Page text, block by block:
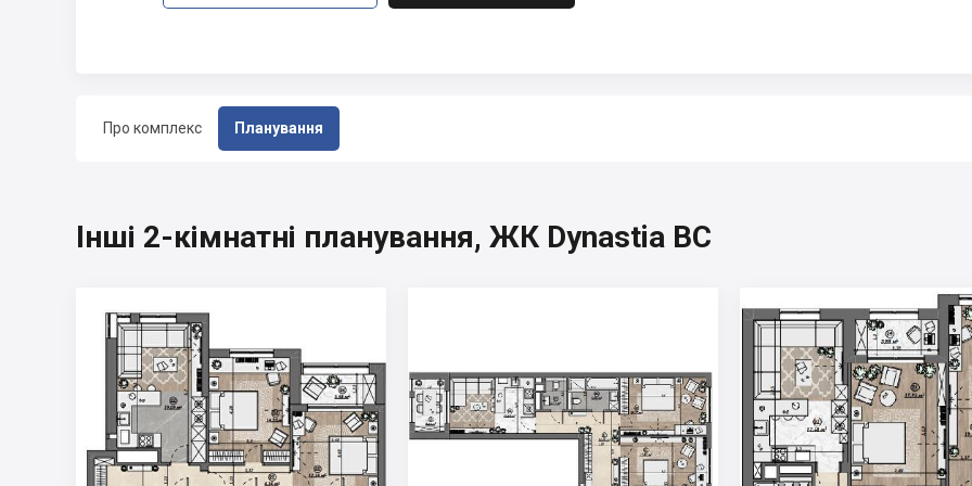
Про комплекс Планування
Інші 2-кімнатні планування, ЖК Dynastia BC